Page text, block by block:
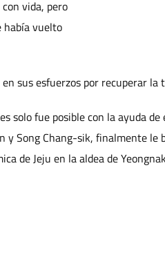
vida, pero
había vuelto
sus esfuerzos por recuperar la
solo fue posible con la ayuda
y Song Chang-sik, finalmente
de Jeju en la aldea de